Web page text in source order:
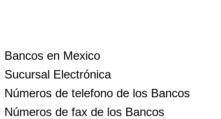
Bancos en Mexico
Sucursal Electrónica
Números de telefono de los Bancos
Números de fax de los Bancos